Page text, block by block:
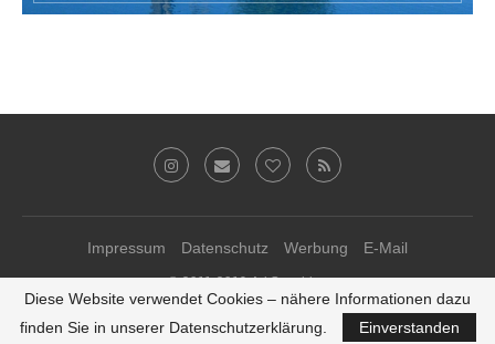
Impressum Datenschutz Werbung E-Mail
© 2011-2019 Ari Sunshine
Theme-Anpassungen vonkathastrophal.de♥
Diese Website verwendet Cookies – nähere Informationen dazu
finden Sie in unserer Datenschutzerklärung.
Einverstanden